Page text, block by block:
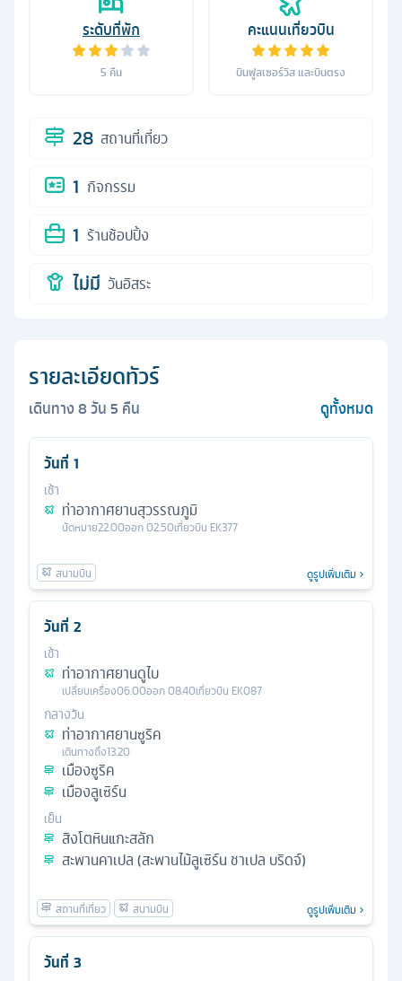
ระดับที่พัก
5 คืน
คะแนนเที่ยวบิน
บินฟูลเซอร์วิส และบินตรง
28 สถานที่เที่ยว
1 กิจกรรม
1 ร้านช้อปปิ้ง
ไม่มี วันอิสระ
รายละเอียดทัวร์
เดินทาง8วัน5 คืน ดูทั้งหมด
วันที่ 1
เช้า
ท่าอากาศยานสุวรรณภูมิ
นัดหมาย22.00ออก02.50เที่ยวบิน EK377
ดูรูปเพิ่มเติม
วันที่ 2
เช้า
ท่าอากาศยานดูไบ
เปลี่ยนเครื่อง06.00ออก08.40เที่ยวบิน EK087
กลางวัน
ท่าอากาศยานซูริค
เดินทางถึง13.20
เมืองซูริค
เมืองลูเซิร์น
เย็น
สิงโตหินแกะสลัก
สะพานคาเปล (สะพานไม้ลูเซิร์น ชาเปล บริดจ์)
ดูรูปเพิ่มเติม
วันที่ 3